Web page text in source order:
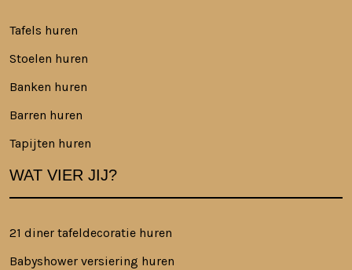
Tafels huren
Stoelen huren
Banken huren
Barren huren
Tapijten huren
WAT VIER JIJ?
21 diner tafeldecoratie huren
Babyshower versiering huren